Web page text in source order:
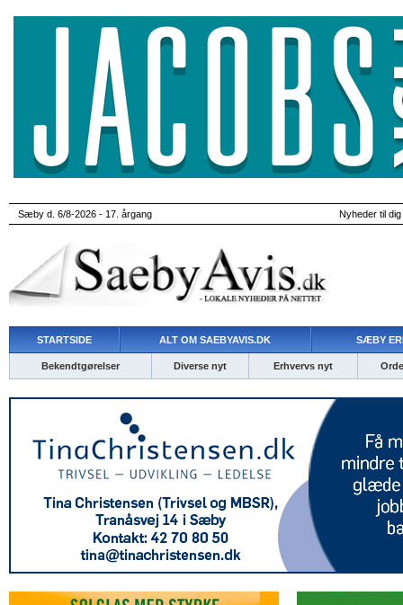
Sæby d. 6/8-2026 - 17. årgang Nyheder til
STARTSIDE ALT OM SAEBYAVIS.DK SÆBY
Bekendtgørelser Diverse nyt Erhvervs nyt